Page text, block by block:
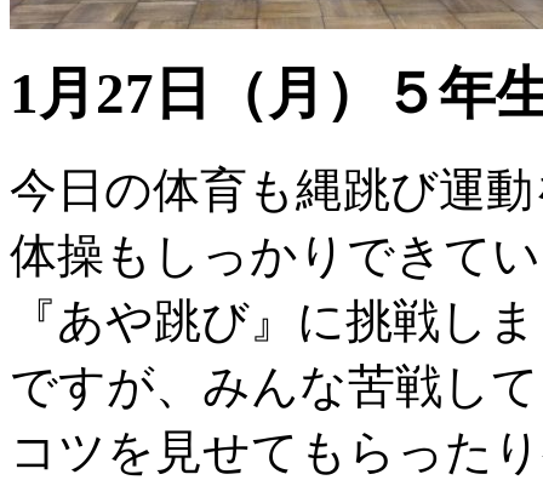
1月27日（月）５年
今日の体育も縄跳び運
体操もしっかりできて
『あや跳び』に挑戦し
ですが、みんな苦戦し
コツを見せてもらった